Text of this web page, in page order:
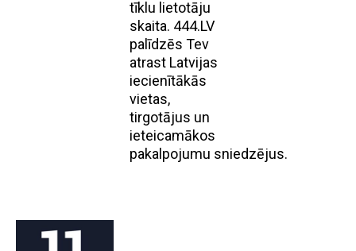
tīklu lietotāju
skaita. 444.LV
palīdzēs Tev
atrast Latvijas
iecienītākās
vietas,
tirgotājus un
ieteicamākos
pakalpojumu sniedzējus.